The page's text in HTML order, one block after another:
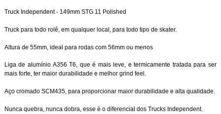
Truck Independent - 149mm STG 11 Polished
Truck para todo rolê, em qualquer local, para todo tipo de skater.
Altura de 55mm, ideal para rodas com 56mm ou menos
Liga de alumínio A356 T6, que é mais leve, e termicamente tratada para ser
mais forte, ter maior durabilidade e melhor grind feel.
Aço cromado SCM435, para proporcionar maior durabilidade e alta qualidade.
Nunca quebra, nunca dobra, esse é o diferencial dos Trucks Independent.